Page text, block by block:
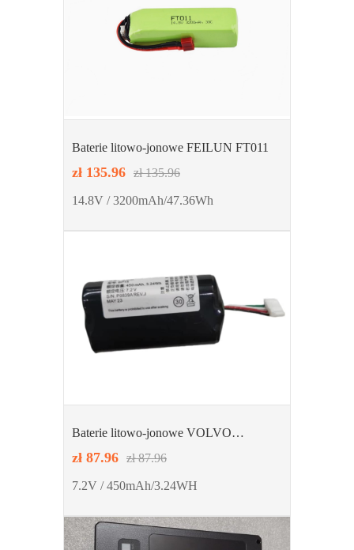
Baterie litowo-jonowe FEILUN FT011
zł 135.96 zł 135.96
14.8V / 3200mAh/47.36Wh
Baterie litowo-jonowe VOLVO
zł 87.96 zł 87.96
7.2V / 450mAh/3.24WH